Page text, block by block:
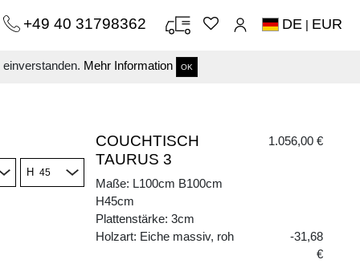
Mehr Information OK
+49 40 31798362 DE | EUR
H
COUCHTISCH
TAURUS 3
1.056,00 €
Maße: L100cm B100cm
H45cm
Plattenstärke: 3cm
Holzart: Eiche massiv, roh
-31,68
€